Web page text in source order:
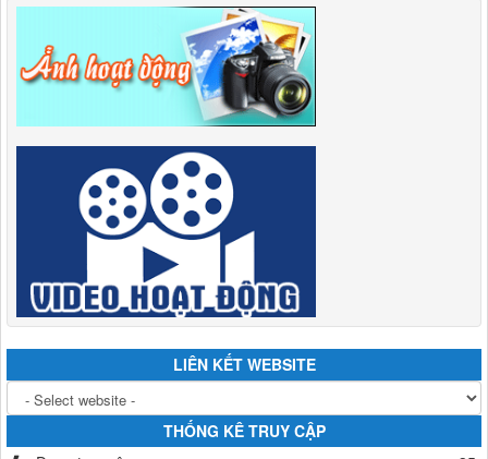
LIÊN KẾT WEBSITE
THỐNG KÊ TRUY CẬP